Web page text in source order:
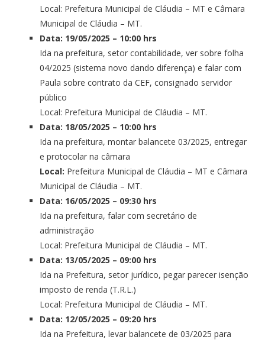
Local: Prefeitura Municipal de Cláudia – MT e Câmara
Municipal de Cláudia – MT.
Data: 19/05/2025 – 10:00 hrs
Ida na prefeitura, setor contabilidade, ver sobre folha
04/2025 (sistema novo dando diferença) e falar com
Paula sobre contrato da CEF, consignado servidor
público
Local: Prefeitura Municipal de Cláudia – MT.
Data: 18/05/2025 – 10:00 hrs
Ida na prefeitura, montar balancete 03/2025, entregar
e protocolar na câmara
Local: Prefeitura Municipal de Cláudia – MT e Câmara
Municipal de Cláudia – MT.
Data: 16/05/2025 – 09:30 hrs
Ida na prefeitura, falar com secretário de
administração
Local: Prefeitura Municipal de Cláudia – MT.
Data: 13/05/2025 – 09:00 hrs
Ida na Prefeitura, setor jurídico, pegar parecer isenção
imposto de renda (T.R.L.)
Local: Prefeitura Municipal de Cláudia – MT.
Data: 12/05/2025 – 09:20 hrs
Ida na Prefeitura, levar balancete de 03/2025 para